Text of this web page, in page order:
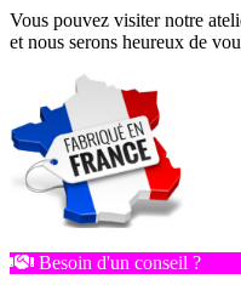
Vous pouvez visiter notre
et nous serons heureux de
Besoin d'un conseil ?